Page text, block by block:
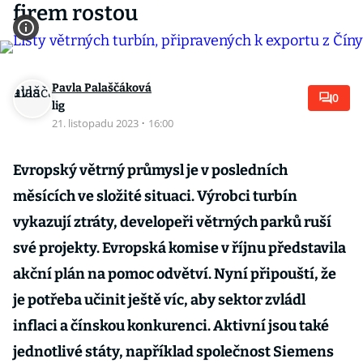
firem rostou
Pavla Palaščáková
lig
21. listopadu 2023 · 16:00
0
Evropský větrný průmysl je v posledních
měsících ve složité situaci. Výrobci turbín
vykazují ztráty, developeři větrných parků ruší
své projekty. Evropská komise v říjnu představila
akční plán na pomoc odvětví. Nyní připouští, že
je potřeba učinit ještě víc, aby sektor zvládl
inflaci a čínskou konkurenci. Aktivní jsou také
jednotlivé státy, například společnost Siemens